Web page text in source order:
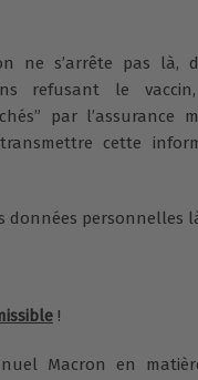
ne s’arrête pas là,
refusant le
par l’assurance
cette
données personnelles
!
Macron en